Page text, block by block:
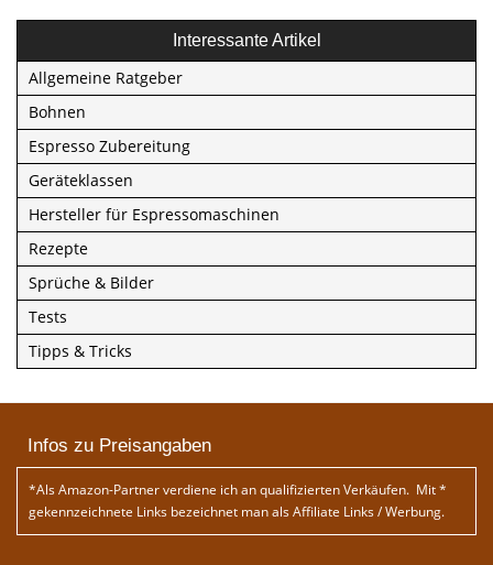
Interessante Artikel
Allgemeine Ratgeber
Bohnen
Espresso Zubereitung
Geräteklassen
Hersteller für Espressomaschinen
Rezepte
Sprüche & Bilder
Tests
Tipps & Tricks
Infos zu Preisangaben
*Als Amazon-Partner verdiene ich an qualifizierten Verkäufen. Mit *
gekennzeichnete Links bezeichnet man als Affiliate Links / Werbung.